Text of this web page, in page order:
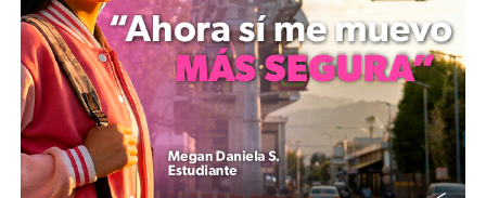
en la entidad.
Por su parte, las representantes del Colegio de
Abogadas expusieron sus perspectivas sobre las
necesidades jurídicas actuales de la ciudadanía,
acordando mantener mesas de trabajo continuas para
revisar las propuestas que se presenten ante el Pleno.